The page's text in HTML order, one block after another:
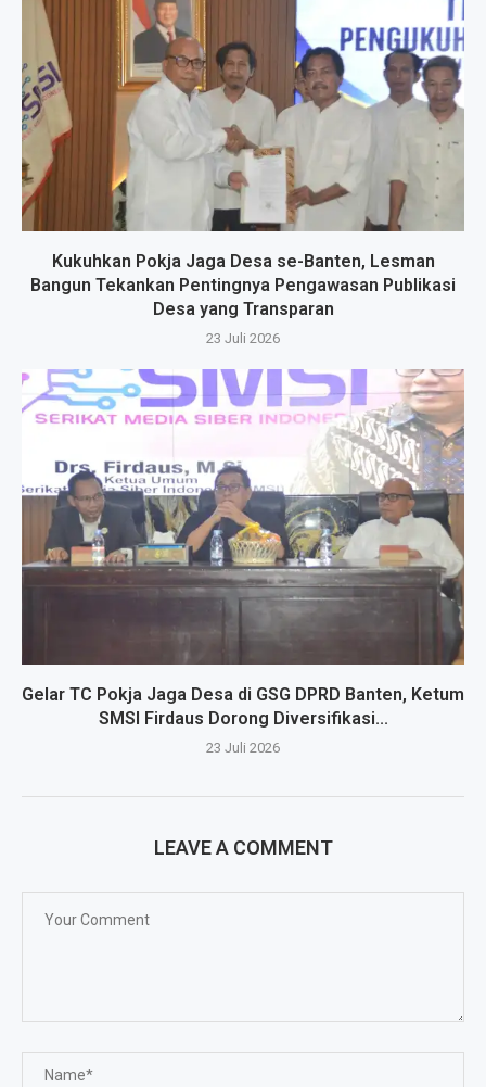
Kukuhkan Pokja Jaga Desa se-Banten, Lesman
Bangun Tekankan Pentingnya Pengawasan Publikasi
Desa yang Transparan
23 Juli 2026
Gelar TC Pokja Jaga Desa di GSG DPRD Banten, Ketum
SMSI Firdaus Dorong Diversifikasi...
23 Juli 2026
LEAVE A COMMENT